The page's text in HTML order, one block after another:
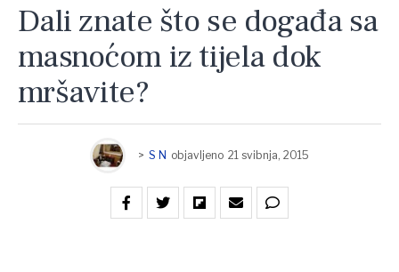
Dali znate što se događa sa
masnoćom iz tijela dok
mršavite?
> S N objavljeno 21 svibnja, 2015